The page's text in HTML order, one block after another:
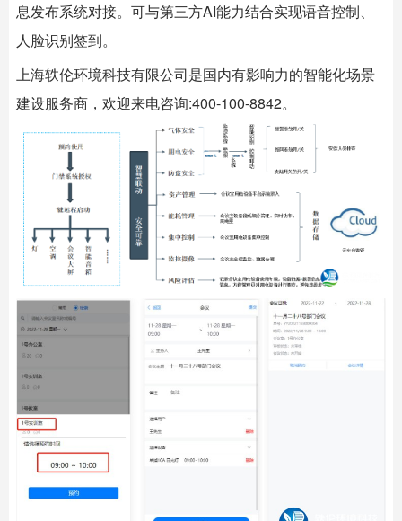
息发布系统对接。可与第三方AI能力结合实现语音控制、
人脸识别签到。
上海轶伦环境科技有限公司是国内有影响力的智能化场景
建设服务商，欢迎来电咨询:400-100-8842。